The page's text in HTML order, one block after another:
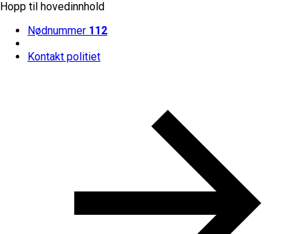
Hopp til hovedinnhold
Nødnummer 112
Kontakt politiet